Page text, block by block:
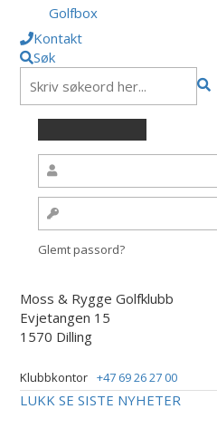
Golfbox
Kontakt
Søk
Glemt passord?
Moss & Rygge Golfklubb
Evjetangen 15
1570 Dilling
Klubbkontor +47 69 26 27 00
LUKK SE SISTE NYHETER